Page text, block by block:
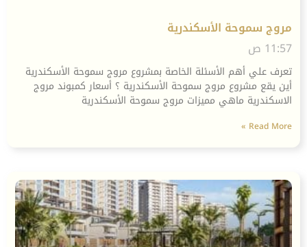
مروج سموحة الأسكندرية
11:57 ص
تعرف علي أهم الأسئلة الخاصة بمشروع مروج سموحة الأسكندرية
أين يقع مشروع مروج سموحة الأسكندرية ؟ أسعار كمبوند مروج
الاسكندرية ماهي مميزات مروج سموحة الأسكندرية
Read More »